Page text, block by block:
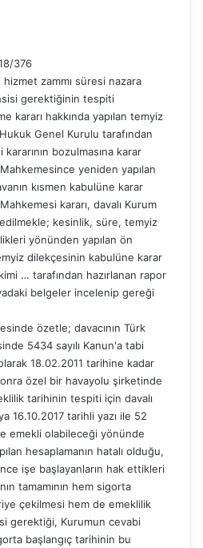
376
hizmet zammı süresi nazara
gerektiğinin tespiti
kararı hakkında yapılan temyiz
Genel Kurulu tarafından
bozulmasına karar
yeniden yapılan
kısmen kabulüne karar
kararı, davalı Kurum
kesinlik, süre, temyiz
yönünden yapılan ön
dilekçesinin kabulüne karar
… tarafından hazırlanan rapor
belgeler incelenip gereği
özetle; davacının Türk
5434 sayılı Kanun'a tabi
18.02.2011 tarihine kadar
özel bir havayolu şirketinde
tarihinin tespiti için davalı
16.10.2017 tarihli yazı ile 52
emekli olabileceği yönünde
hesaplamanın hatalı olduğu,
işe başlayanların hak ettikleri
tamamının hem sigorta
çekilmesi hem de emeklilik
gerektiği, Kurumun cevabi
başlangıç tarihinin bu